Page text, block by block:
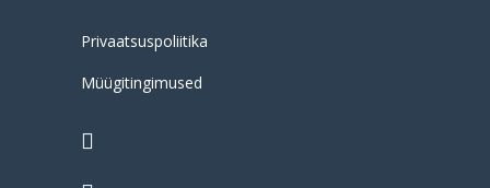
Privaatsuspoliitika
Müügitingimused